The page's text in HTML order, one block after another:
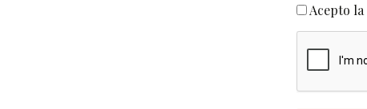
Acepto la